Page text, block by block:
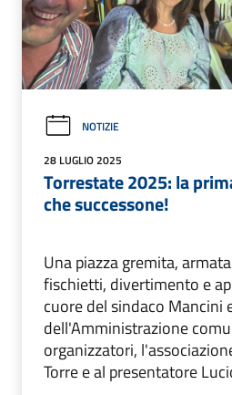
NOTIZIE
28 LUGLIO 2025
Torrestate 2025: la
che successone!
Una piazza gremita,
fischietti, divertimento e
cuore del sindaco Mancini
dell'Amministrazione
organizzatori,
Torre e al presentatore